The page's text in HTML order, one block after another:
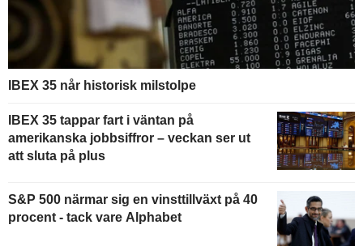
IBEX 35 når historisk milstolpe
IBEX 35 tappar fart i väntan på
amerikanska jobbsiffror – veckan ser ut
att sluta på plus
S&P 500 närmar sig en vinsttillväxt på 40
procent - tack vare Alphabet